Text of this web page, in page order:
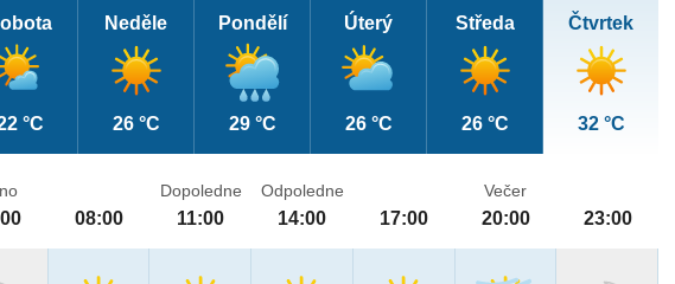
°C
Neděle
26 °C
Pondělí
29 °C
Úterý
26 °C
Středa
26 °C
Čtvrtek
32 °C
08:00
Dopoledne
11:00
Odpoledne
14:00 17:00
Večer
20:00 23:00